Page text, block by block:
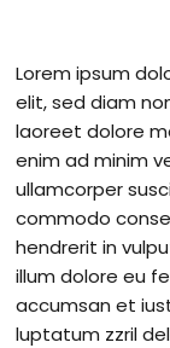
Lorem ipsum
elit, sed diam
laoreet dolore
enim ad minim
ullamcorper
commodo
hendrerit in
illum dolore eu
accumsan et
luptatum zzril